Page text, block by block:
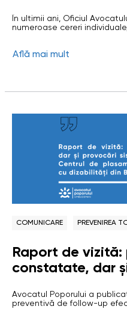
drepturilor
În ultimii ani, Oficiul
numeroase cereri
caracter econimic), precum
Află mai mult
COMUNICARE PREVENIREA
Raport de vizită:
constatate, dar
plasament
Avocatul Poporului a
preventivă de follow-up